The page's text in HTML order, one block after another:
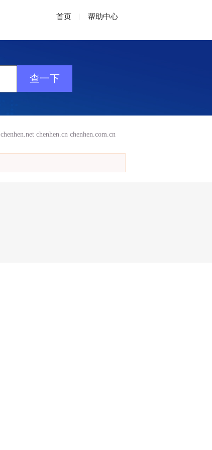
首页 帮助中心
chenhen.net chenhen.cn chenhen.com.cn